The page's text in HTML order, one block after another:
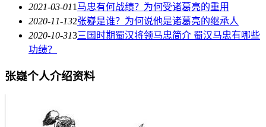
2021-03-011 马忠有何战绩？为何受诸葛亮的重用
2020-11-132张嶷是谁？为何说他是诸葛亮的继承人
2020-10-313三国时期蜀汉将领马忠简介 蜀汉马忠有哪些
功绩？
张嶷个人介绍资料